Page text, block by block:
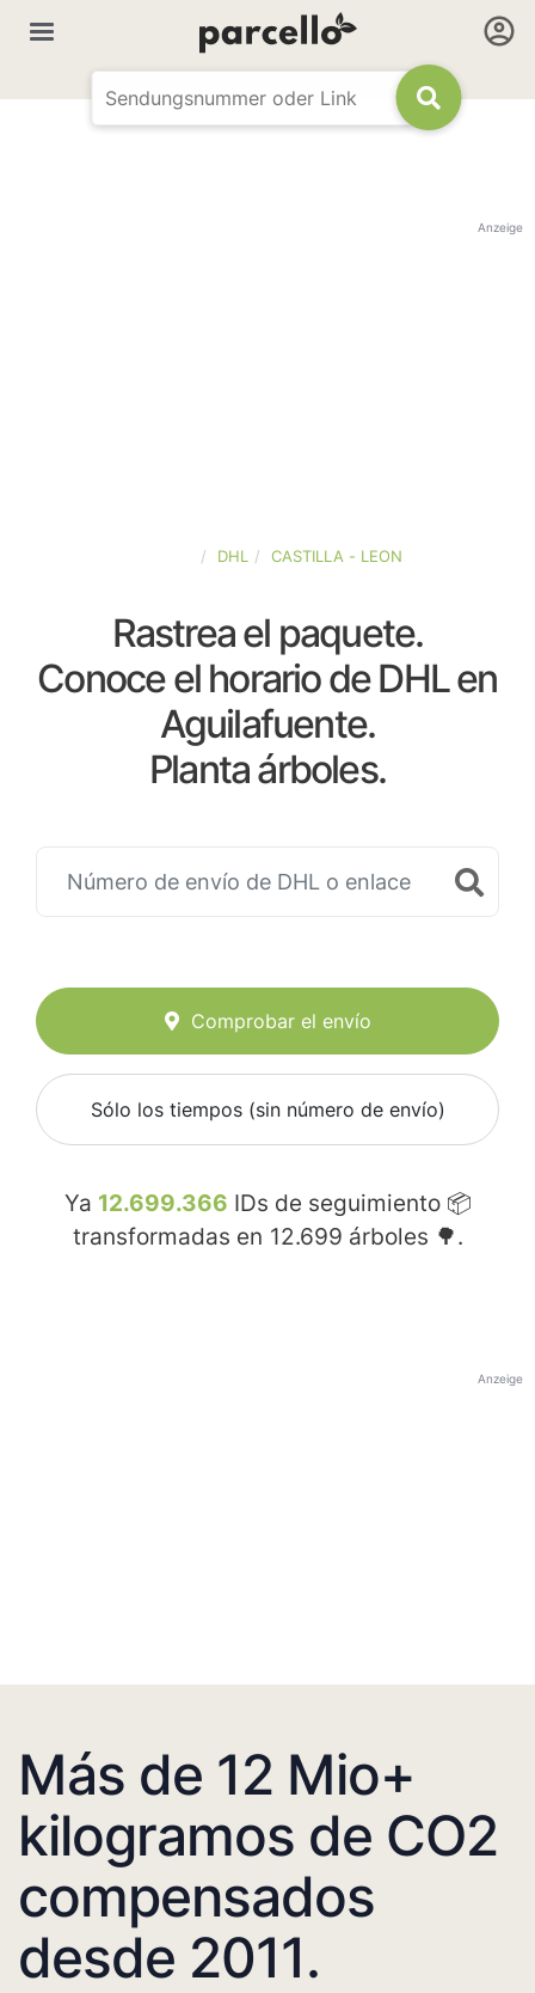
Anzeige
DHL CASTILLA - LEON
Rastrea el paquete.
Conoce el horario de DHL en
Aguilafuente.
Planta árboles.
Comprobar el envío
Sólo los tiempos (sin número de envío)
Ya 12.699.366 IDs de seguimiento 📦
transformadas en 12.699 árboles 🌳.
Anzeige
Más de 12 Mio+
kilogramos de CO2
compensados
desde 2011.